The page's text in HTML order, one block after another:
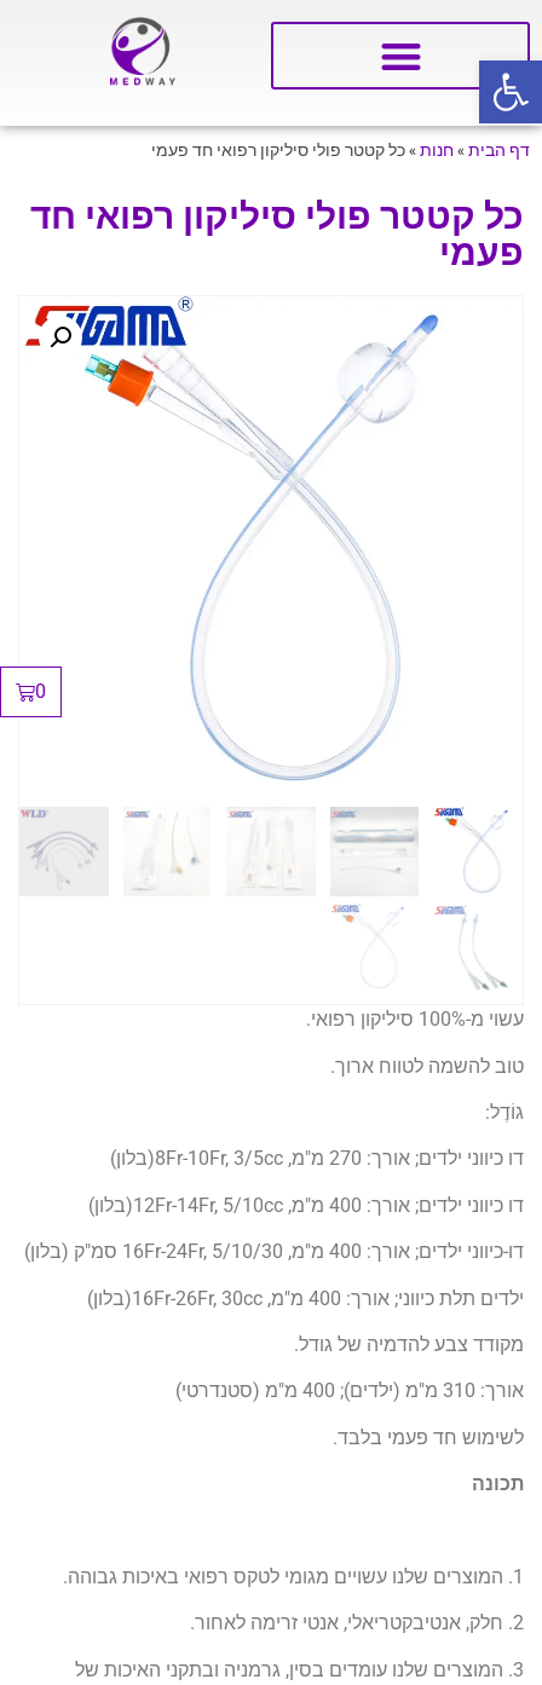
פתח סרגל נגישות
0
דף הבית»חנות»כל קטטר פולי סיליקון רפואי חד פעמי
כל קטטר פולי סיליקון רפואי חד
פעמי
עשוי מ-100% סיליקון רפואי.
טוב להשמה לטווח ארוך.
גוֹדֶל:
דו כיווני ילדים; אורך: 270 מ"מ, 8Fr-10Fr, 3/5cc(בלון)
דו כיווני ילדים; אורך: 400 מ"מ, 12Fr-14Fr, 5/10cc(בלון)
דו-כיווני ילדים; אורך: 400 מ"מ, 16Fr-24Fr, 5/10/30 סמ"ק (בלון)
ילדים תלת כיווני; אורך: 400 מ"מ, 16Fr-26Fr, 30cc(בלון)
מקודד צבע להדמיה של גודל.
אורך: 310 מ"מ (ילדים); 400 מ"מ (סטנדרטי)
לשימוש חד פעמי בלבד.
תכונה
1. המוצרים שלנו עשויים מגומי לטקס רפואי באיכות גבוהה.
2. חלק, אנטיבקטריאלי, אנטי זרימה לאחור.
3. המוצרים שלנו עומדים בסין, גרמניה ובתקני האיכות של